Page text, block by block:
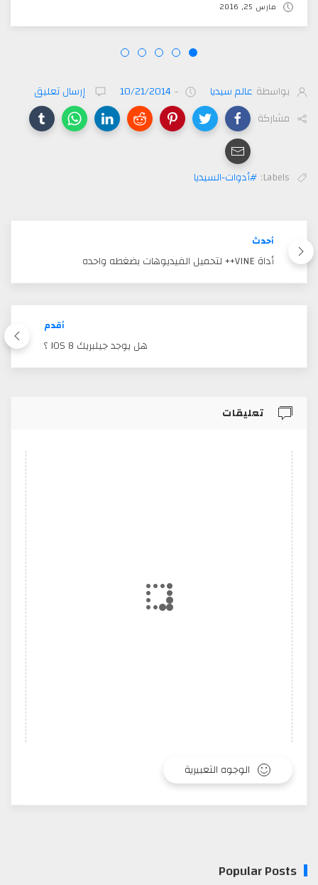
مارس 25, 2016
بواسطة عالم سيديا -
10/21/2014
إرسال تعليق
مشاركة
Labels: #أدوات-السيديا
أحدث
أداة VINE++ لتحميل الفيديوهات بضغطه واحده
أقدم
هل يوجد جيلبريك IOS 8 ؟
تعليقات
الوجوه التعبيرية
Popular Posts